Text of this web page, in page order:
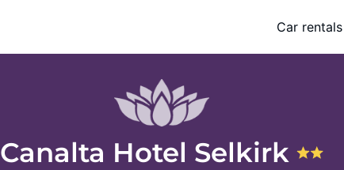
Car rentals
Canalta Hotel Selkirk